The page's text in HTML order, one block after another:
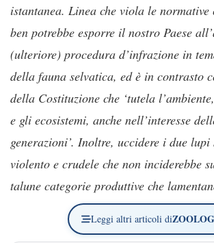
istantanea. Linea che viola le
ben potrebbe esporre il nostro Paese
(ulteriore) procedura d’infrazione in
della fauna selvatica, ed è in contrasto
della Costituzione che ‘tutela
e gli ecosistemi, anche nell’interesse
generazioni’. Inoltre, uccidere i due lupi
violento e crudele che non inciderebbe
talune categorie produttive che
Leggi altri articoli di